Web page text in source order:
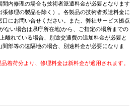
間内修理の場合も技術者派遣料金が必要となります
張修理の製品を除く）。各製品の技術者派遣料金に
口にお問い合せください。また、弊社サービス拠点
ない場合は県庁所在地)から、ご指定の場所までの
離れている場合、別途交通費の追加料金が必要と
間部等の遠隔地の場合、別途料金が必要になりま
品着荷分より、修理料金は新料金が適用されます。